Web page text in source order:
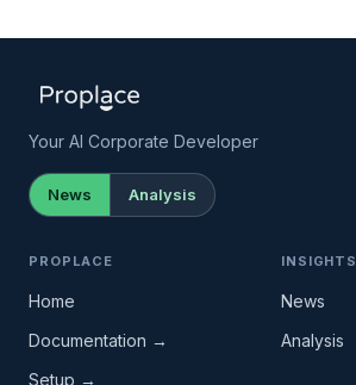
Your AI Corporate Developer
News Analysis
PROPLACE
Home
Documentation →
Setup →
INSIGHTS
News
Analysis